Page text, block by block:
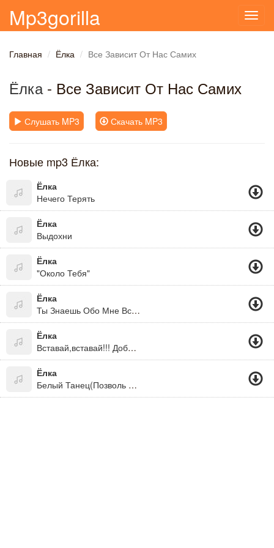
Mp3gorilla
Главная Ёлка Все Зависит От Нас Самих
Ёлка- Все Зависит От Нас Самих
Слушать MP3 Скачать MP3
Новые mp3 Ёлка:
Ёлка
Нечего Терять
Ёлка
Выдохни
Ёлка
"Около Тебя"
Ёлка
Ты Знаешь Обо Мне Все Что Нужно Знать...
Ёлка
Вставай,вставай!!! Доброе Утро!!! * Утро???!!!??? Да Ладно!!!!! * Привет=) Как Дела? ;)
Ёлка
Белый Танец(Позволь Мне Приглосить Тебя На Этот Танец)